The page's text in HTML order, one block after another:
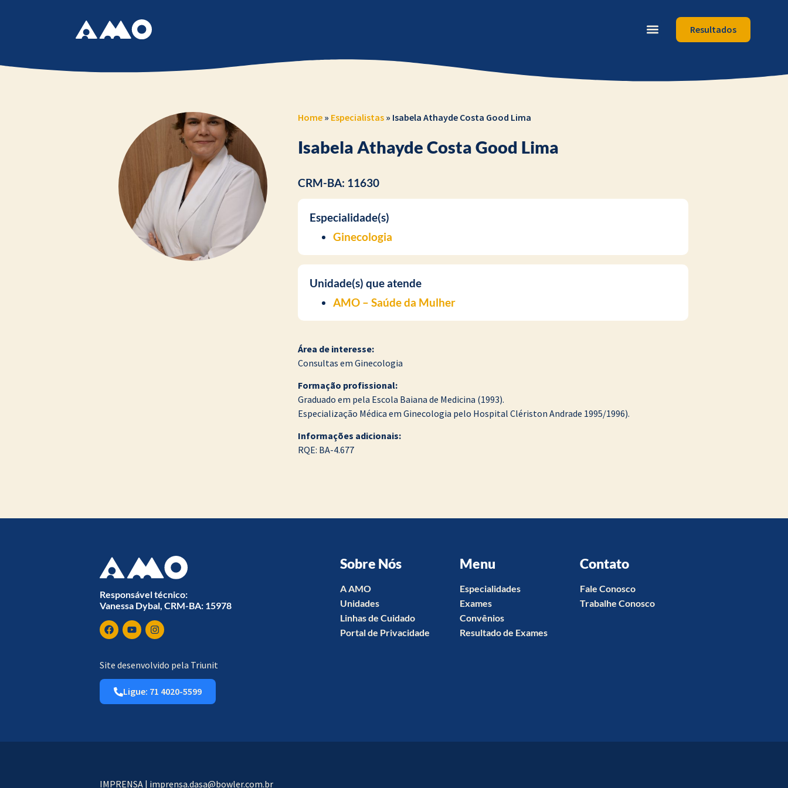
Resultados
Home» Especialistas» Isabela Athayde Costa Good Lima
Isabela Athayde Costa Good Lima
CRM-BA: 11630
Especialidade(s)
Ginecologia
Unidade(s) que atende
AMO – Saúde da Mulher
Área de interesse:
Consultas em Ginecologia
Formação profissional:
Graduado em pela Escola Baiana de Medicina (1993).
Especialização Médica em Ginecologia pelo Hospital Clériston Andrade 1995/1996).
Informações adicionais:
RQE: BA-4.677
Responsável técnico:
Vanessa Dybal, CRM-BA: 15978
Site desenvolvido pela Triunit
Ligue: 71 4020-5599
Sobre Nós
A AMO
Unidades
Linhas de Cuidado
Portal de Privacidade
Menu
Especialidades
Exames
Convênios
Resultado de Exames
Contato
Fale Conosco
Trabalhe Conosco
IMPRENSA | imprensa.dasa@bowler.com.br